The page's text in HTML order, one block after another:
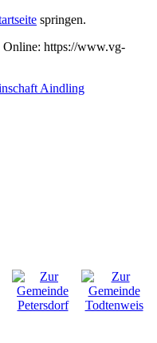
springen.
Online: https://www.vg-